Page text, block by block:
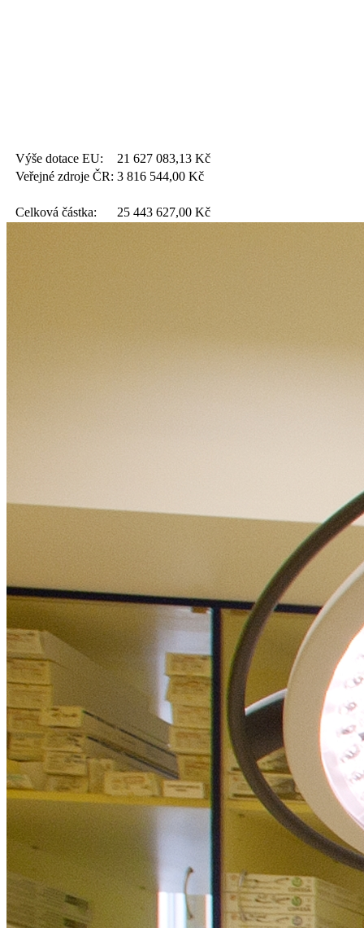
Výše dotace EU: 21 627 083,13 Kč
Veřejné zdroje ČR: 3 816 544,00 Kč
Celková částka: 25 443 627,00 Kč